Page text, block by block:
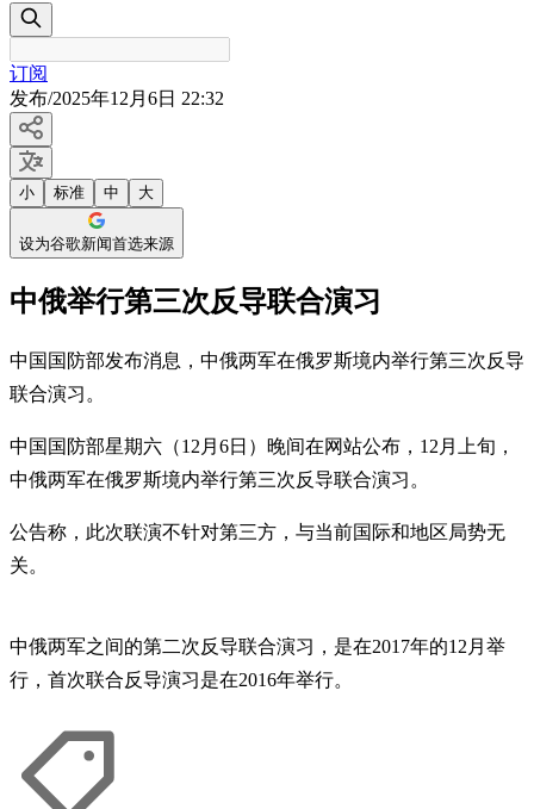
订阅
发布/2025年12月6日 22:32
小 标准 中 大
设为谷歌新闻首选来源
中俄举行第三次反导联合演习
中国国防部发布消息，中俄两军在俄罗斯境内举行第三次反导
联合演习。
中国国防部星期六（12月6日）晚间在网站公布，12月上旬，
中俄两军在俄罗斯境内举行第三次反导联合演习。
公告称，此次联演不针对第三方，与当前国际和地区局势无
关。
中俄两军之间的第二次反导联合演习，是在2017年的12月举
行，首次联合反导演习是在2016年举行。